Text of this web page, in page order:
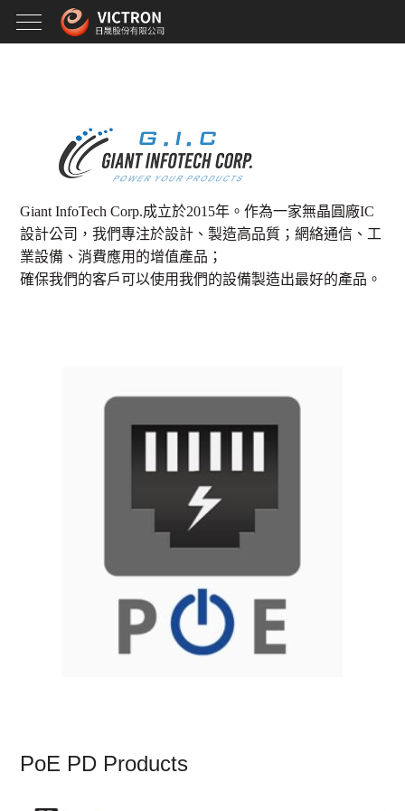
Giant InfoTech Corp.成立於2015年。作為一家無晶圓廠IC
設計公司，我們專注於設計、製造高品質；網絡通信、工
業設備、消費應用的增值產品；
確保我們的客戶可以使用我們的設備製造出最好的產品。
PoE PD Products